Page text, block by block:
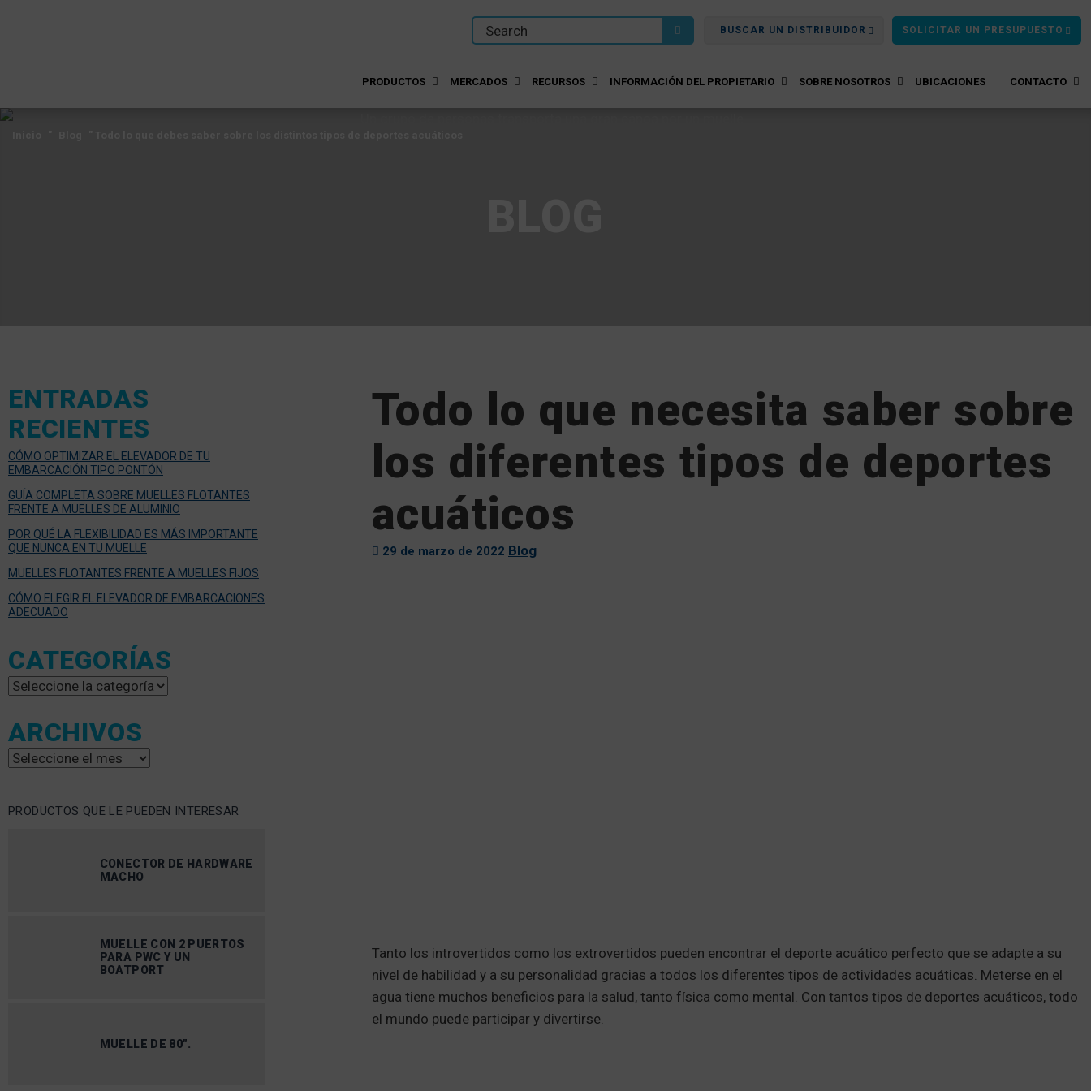
BUSCAR UN DISTRIBUIDOR SOLICITAR UN PRESUPUESTO
PRODUCTOS MERCADOS RECURSOS INFORMACIÓN DEL PROPIETARIO SOBRE NOSOTROS UBICACIONES CONTACTO
Todo lo que necesita saber sobre
los diferentes tipos de deportes
acuáticos
29 de marzo de 2022 Blog
Tanto los introvertidos como los extrovertidos pueden encontrar el deporte acuático perfecto que se adapte a su
nivel de habilidad y a su personalidad gracias a todos los diferentes tipos de actividades acuáticas. Meterse en el
agua tiene muchos beneficios para la salud, tanto física como mental. Con tantos tipos de deportes acuáticos, todo
el mundo puede participar y divertirse.
ENTRADAS
RECIENTES
CÓMO OPTIMIZAR EL ELEVADOR DE TU
EMBARCACIÓN TIPO PONTÓN
GUÍA COMPLETA SOBRE MUELLES FLOTANTES
FRENTE A MUELLES DE ALUMINIO
POR QUÉ LA FLEXIBILIDAD ES MÁS IMPORTANTE
QUE NUNCA EN TU MUELLE
MUELLES FLOTANTES FRENTE A MUELLES FIJOS
CÓMO ELEGIR EL ELEVADOR DE EMBARCACIONES
ADECUADO
CATEGORÍAS
Categorías
ARCHIVOS
Archivos
PRODUCTOS QUE LE PUEDEN INTERESAR
CONECTOR DE HARDWARE
MACHO
MUELLE CON 2 PUERTOS
PARA PWC Y UN
BOATPORT
MUELLE DE 80″.